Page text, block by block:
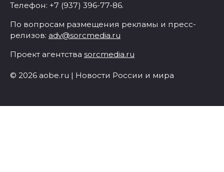
Телефон: +7 (937) 396-77-86.
По вопросам размещения рекламы и пресс-
релизов: adv@sorcmedia.ru
Проект агентства sorcmedia.ru
© 2026 aobe.ru | Новости России и мира